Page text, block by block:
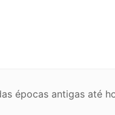
épocas antigas até